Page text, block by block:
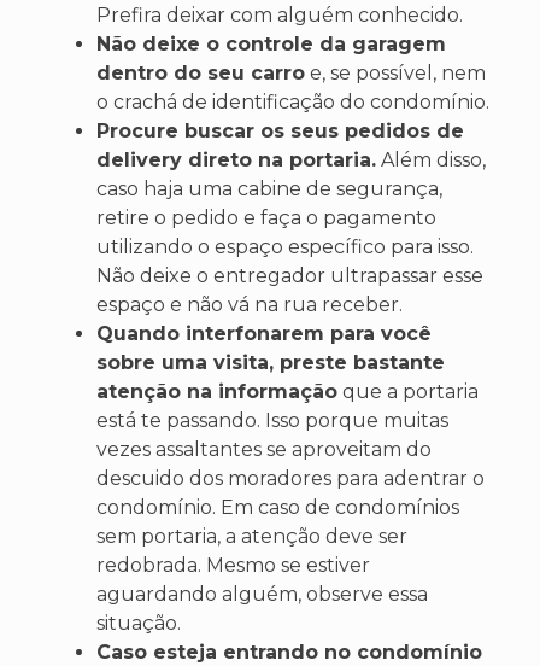
Prefira deixar com alguém conhecido.
Não deixe o controle da garagem
dentro do seu carro e, se possível, nem
o crachá de identificação do condomínio.
Procure buscar os seus pedidos de
delivery direto na portaria. Além disso,
caso haja uma cabine de segurança,
retire o pedido e faça o pagamento
utilizando o espaço específico para isso.
Não deixe o entregador ultrapassar esse
espaço e não vá na rua receber.
Quando interfonarem para você
sobre uma visita, preste bastante
atenção na informação que a portaria
está te passando. Isso porque muitas
vezes assaltantes se aproveitam do
descuido dos moradores para adentrar o
condomínio. Em caso de condomínios
sem portaria, a atenção deve ser
redobrada. Mesmo se estiver
aguardando alguém, observe essa
situação.
Caso esteja entrando no condomínio